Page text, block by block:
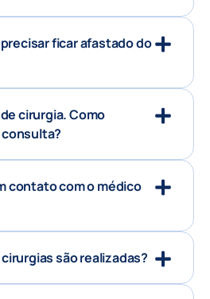
ficar afastado do
cirurgia. Como
contato com o médico
são realizadas?